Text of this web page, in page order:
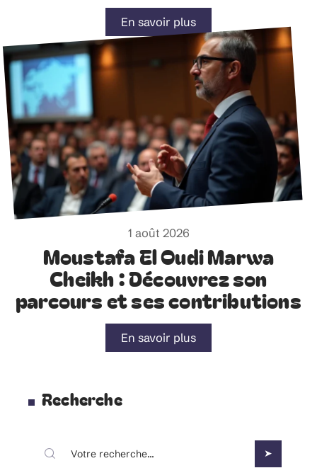
En savoir plus
1 août 2026
Moustafa El Oudi Marwa
Cheikh : Découvrez son
parcours et ses contributions
En savoir plus
Recherche